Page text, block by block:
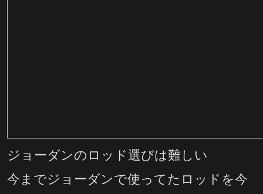
ジョーダンのロッド選びは難しい
今までジョーダンで使ってたロッドを今